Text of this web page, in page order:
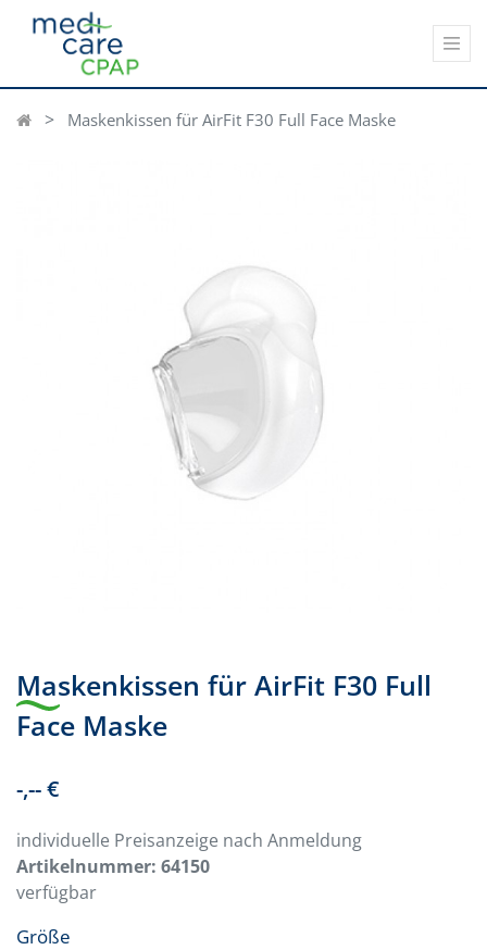
Maskenkissen für AirFit F30 Full Face Maske
Maskenkissen für AirFit F30 Full
Face Maske
-,-- €
individuelle Preisanzeige nach Anmeldung
Artikelnummer: 64150
verfügbar
Größe